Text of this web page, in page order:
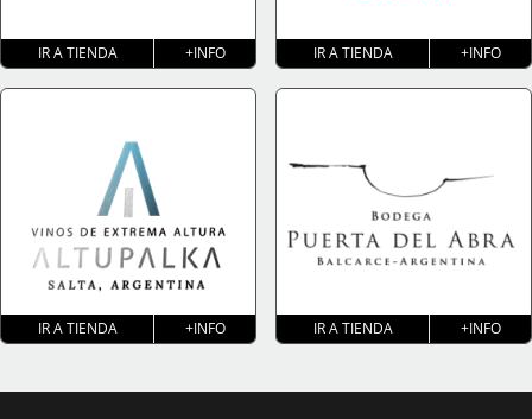
IR A TIENDA +INFO IR A TIENDA +INFO
IR A TIENDA +INFO IR A TIENDA +INFO